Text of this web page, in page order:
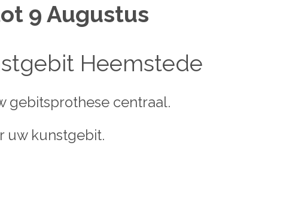
9 Augustus
Heemstede
gebitsprothese centraal.
uw kunstgebit.